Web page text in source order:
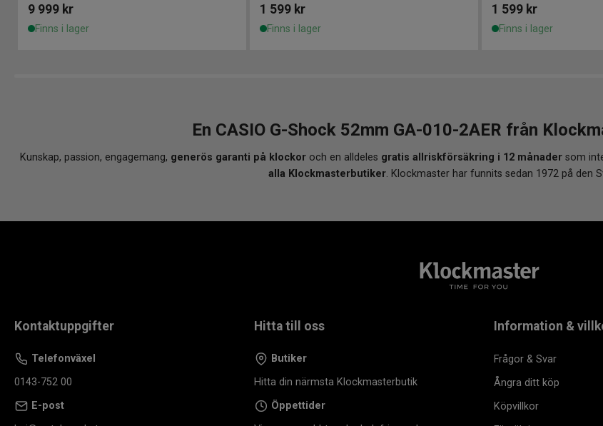
9 999 kr
Finns i lager
1 599 kr
Finns i lager
1 599 kr
Finns i lager
En CASIO G-Shock 52mm GA-010-2AER från
Kunskap, passion, engagemang, generös garanti på klockor och en alldeles gratis allriskförsäkring i 12 månader som
alla Klockmasterbutiker. Klockmaster har funnits sedan 1972 på den
Kontaktuppgifter
Telefonväxel
0143-752 00
E-post
Hitta till oss
Butiker
Hitta din närmsta Klockmasterbutik
Öppettider
Information &
Frågor & Svar
Ångra ditt köp
Köpvillkor